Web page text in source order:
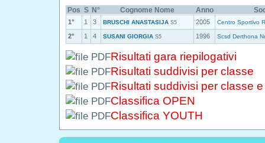
Pos S N° Cognome Nome Anno
1° 1 3 BRUSCHI ANASTASIJA S5 2005 Centro Sportivo
2° 1 4 SUSANI GIORGIA S5 1996 Scsd Derthona
Risultati gara riepilogativi
Risultati suddivisi per classe
Risultati suddivisi per classe
Classifica OPEN
Classifica YOUTH